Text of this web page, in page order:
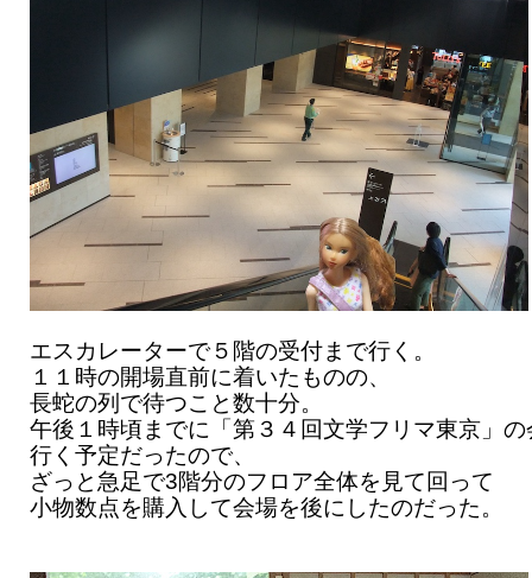
エスカレーターで５階の受付まで行く。
１１時の開場直前に着いたものの、
長蛇の列で待つこと数十分。
午後１時頃までに「第３４回文学フリマ東京」の
行く予定だったので、
ざっと急足で3階分のフロア全体を見て回って
小物数点を購入して会場を後にしたのだった。